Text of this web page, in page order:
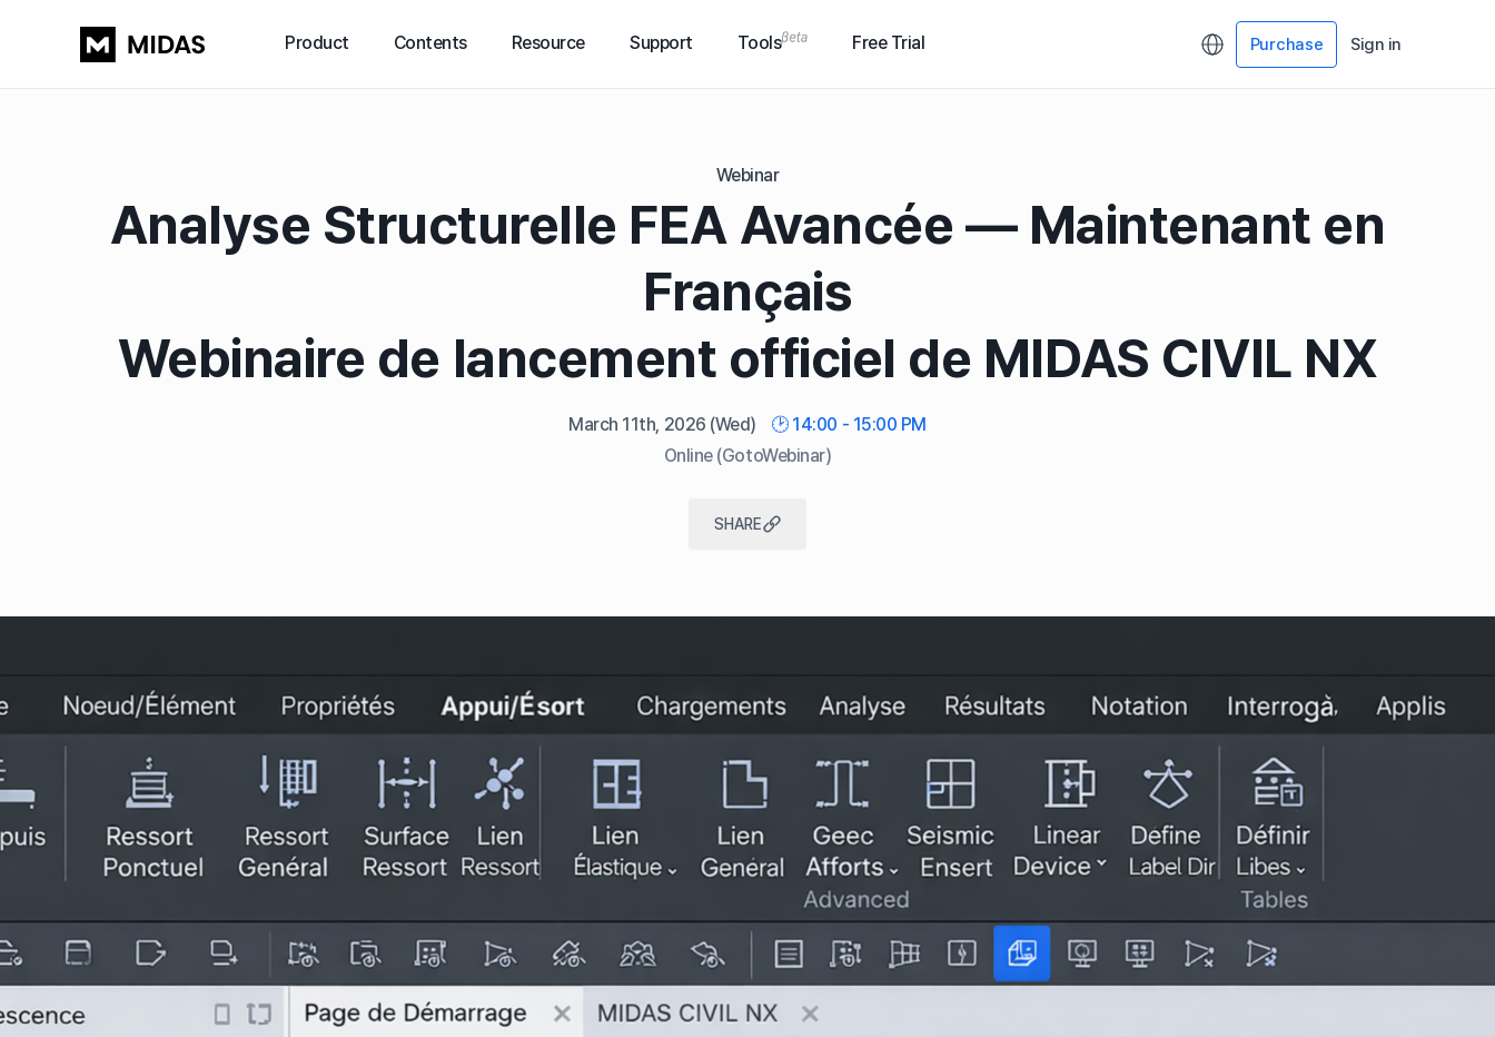
Product Contents Resource Support Tools Free Trial Purchase Sign in
Webinar
Analyse Structurelle FEA Avancée — Maintenant en
Français
Webinaire de lancement officiel de MIDAS CIVIL NX
March 11th, 2026 (Wed)
🕑 14:00 - 15:00 PM
Online (GotoWebinar)
SHARE